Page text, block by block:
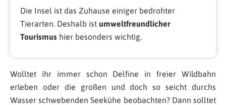
Die Insel ist das Zuhause einiger bedrohter
Tierarten. Deshalb ist umweltfreundlicher
Tourismus hier besonders wichtig.
Wolltet ihr immer schon Delfine in freier Wildbahn
erleben oder die großen und doch so seicht durchs
Wasser schwebenden Seekühe beobachten? Dann solltet